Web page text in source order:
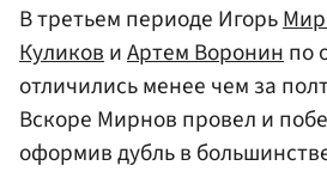
В третьем периоде Игорь
Куликов иАртем Воронин по
отличились менее чем за
Вскоре Мирнов провел и
оформив дубль в